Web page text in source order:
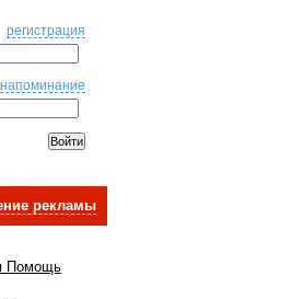
регистрация
напоминание
рекламы
Помощь